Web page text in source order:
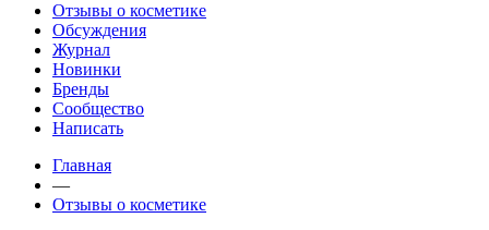
Отзывы о косметике
Обсуждения
Журнал
Новинки
Бренды
Сообщество
Написать
Главная
—
Отзывы о косметике